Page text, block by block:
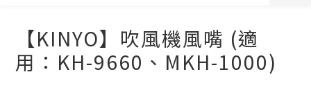
新會員送$100購物金✨再享消費回饋無極限
【KINYO】吹風機風嘴 (適
用：KH-9660、MKH-1000)